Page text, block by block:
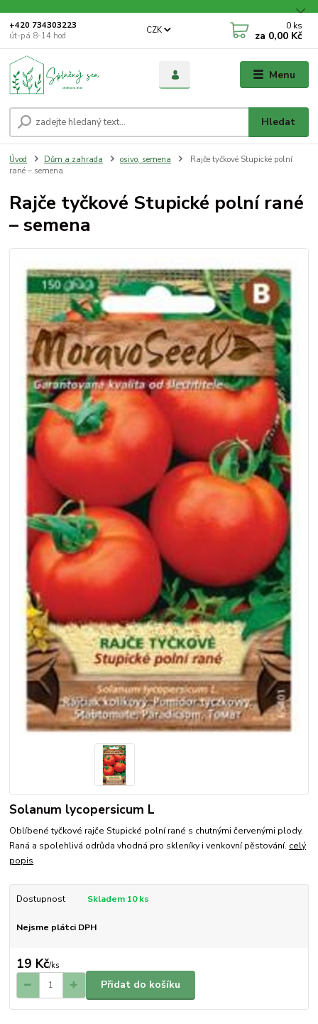
Menu
CZK
Hledat
+420 734303223
út-pá 8-14 hod
0 ks
za 0,00 Kč
Úvod Dům a zahrada osivo, semena
Rajče tyčkové Stupické polní
rané – semena
Rajče tyčkové Stupické polní rané
– semena
Solanum lycopersicum L
Oblíbené tyčkové rajče Stupické polní rané s chutnými červenými plody.
Raná a spolehlivá odrůda vhodná pro skleníky i venkovní pěstování. celý
popis
Dostupnost Skladem 10 ks
Nejsme plátci DPH
19 Kč/ks
Přidat do košíku